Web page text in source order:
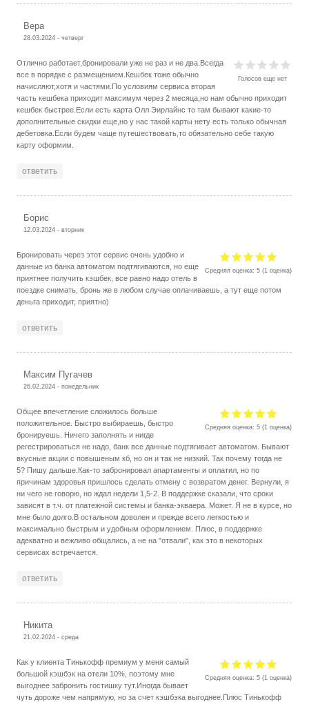
Вера
28.03.2024 - четверг
Голосов еще нет
Отлично работает,бронировали уже не раз и не два.Всегда
все в порядке с размещением.Кешбек тоже обычно
начисляют,хотя и частями.По условиям сервиса вторая
часть кешбека приходит максимум через 2 месяца,но нам обычно приходит
кешбек быстрее.Если есть карта Олл Эирлайнс то там бывают какие-то
дополнительные скидки еще,но у нас такой карты нету есть только обычная
дебетовка.Если будем чаще путешествовать,то обязательно себе такую
карту оформим.
ответить
Борис
12.03.2024 - вторник
Средняя оценка:5 (1 оценка)
Бронировать через этот сервис очень удобно и
данные из банка автоматом подтягиваются, но еще
приятнее получить кэшбек, все равно надо отель в
поездке снимать, бронь же в любом случае оплачиваешь, а тут еще потом
деньга приходит, приятно)
ответить
Максим Пугачев
26.02.2024 - понедельник
Средняя оценка:5 (1 оценка)
Общее впечетление сложилось больше
положительное. Быстро выбираешь, быстро
бронируешь. Ничего заполнять и нигде
регестрироваться не надо, банк все данные подтягивает автоматом. Бывают
вкусные акции с повышеным кб, но он и так не низкий. Так почему тогда не
5? Пишу дальше.Как-то забронировал апартаменты и оплатил, но по
причинам здоровья пришлось сделать отмену с возвратом денег. Вернули, я
ни чего не говорю, но ждал недели 1,5-2. В поддержке сказали, что сроки
зависят в т.ч. от платежной системы и банка-экваера. Может. Я не в курсе, но
мне было долго.В остальном доволен и прежде всего легкостью и
максимально быстрым и удобным оформлением. Плюс, в поддержке
адекватно и вежливо общались, а не на "отвали", как это в некоторых
сервисах встречается.
ответить
Никита
21.02.2024 - среда
Средняя оценка:5 (1 оценка)
Как у клиента Тинькофф премиум у меня самый
большой кэшбэк на отели 10%, поэтому мне
выгоднее забронить гостишку тут.Иногда бывает
чуть дороже чем напрямую, но за счет кэшбэка выгоднее.Плюс Тинькофф